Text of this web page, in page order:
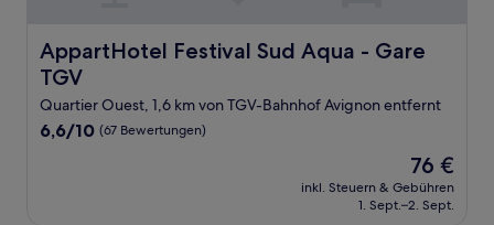
AppartHotel Festival Sud Aqua - Gare
TGV
AppartHotel Festival Sud Aqua - Gare TGV
Quartier Ouest, 1,6 km von TGV-Bahnhof Avignon entfernt
6.6
6,6/10 (67 Bewertungen)
Der
Preis
beträgt
76 €
inkl. Steuern & Gebühren
1. Sept.–2. Sept.